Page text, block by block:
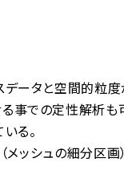
ータと空間的粒
事での定性解析も
る。
ッシュの細分区画